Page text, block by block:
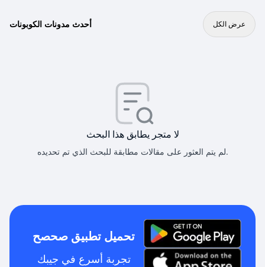
أحدث مدونات الكوبونات عرض الكل
لا متجر يطابق هذا البحث
لم يتم العثور على مقالات مطابقة للبحث الذي تم تحديده.
تحميل تطبيق صحصح
تجربة أسرع في جيبك